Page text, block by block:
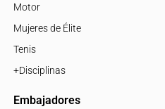
Motor
Mujeres de Élite
Tenis
+Disciplinas
Embajadores